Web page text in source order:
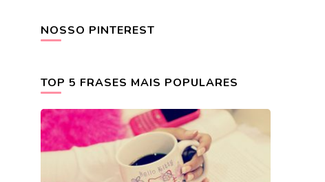
NOSSO PINTEREST
TOP 5 FRASES MAIS POPULARES